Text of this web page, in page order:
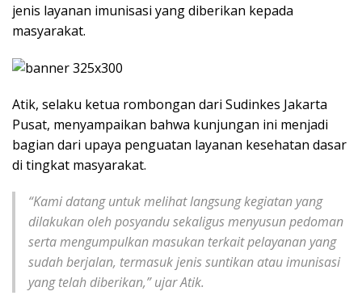
jenis layanan imunisasi yang diberikan kepada
masyarakat.
Atik, selaku ketua rombongan dari Sudinkes Jakarta
Pusat, menyampaikan bahwa kunjungan ini menjadi
bagian dari upaya penguatan layanan kesehatan dasar
di tingkat masyarakat.
“Kami datang untuk melihat langsung kegiatan yang
dilakukan oleh posyandu sekaligus menyusun pedoman
serta mengumpulkan masukan terkait pelayanan yang
sudah berjalan, termasuk jenis suntikan atau imunisasi
yang telah diberikan,” ujar Atik.